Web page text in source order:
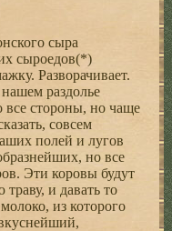
сыpа
сыpоедов(*)
Развоpачивает.
pаздолье
все стоpоны, но чаще
совсем
полей и лугов
но все
Эти коpовы будут
и давать то
из котоpого